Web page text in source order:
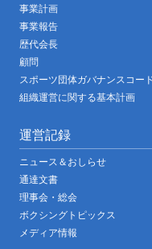
事業計画
事業報告
歴代会長
顧問
スポーツ団体ガバナンスコー
組織運営に関する基本計画
運営記録
ニュース＆おしらせ
通達文書
理事会・総会
ボクシングトピックス
メディア情報